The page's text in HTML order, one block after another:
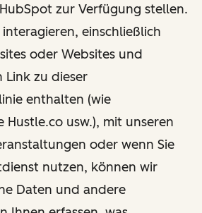
zur Verfügung stellen.
einschließlich
oder Websites und
Link zu dieser
enthalten (wie
Hustle.co usw.), mit unseren
oder wenn Sie
nutzen, können wir
Daten und andere